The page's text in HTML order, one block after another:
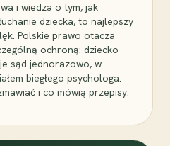
i wiedza o tym, jak
dziecka, to najlepszy
Polskie prawo otacza
ochroną: dziecko
sąd jednorazowo, w
biegłego psychologa.
i co mówią przepisy.